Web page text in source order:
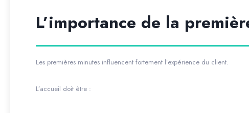
L’importance de la
Les premières minutes influencent fortement l’expérience du client.
L’accueil doit être :